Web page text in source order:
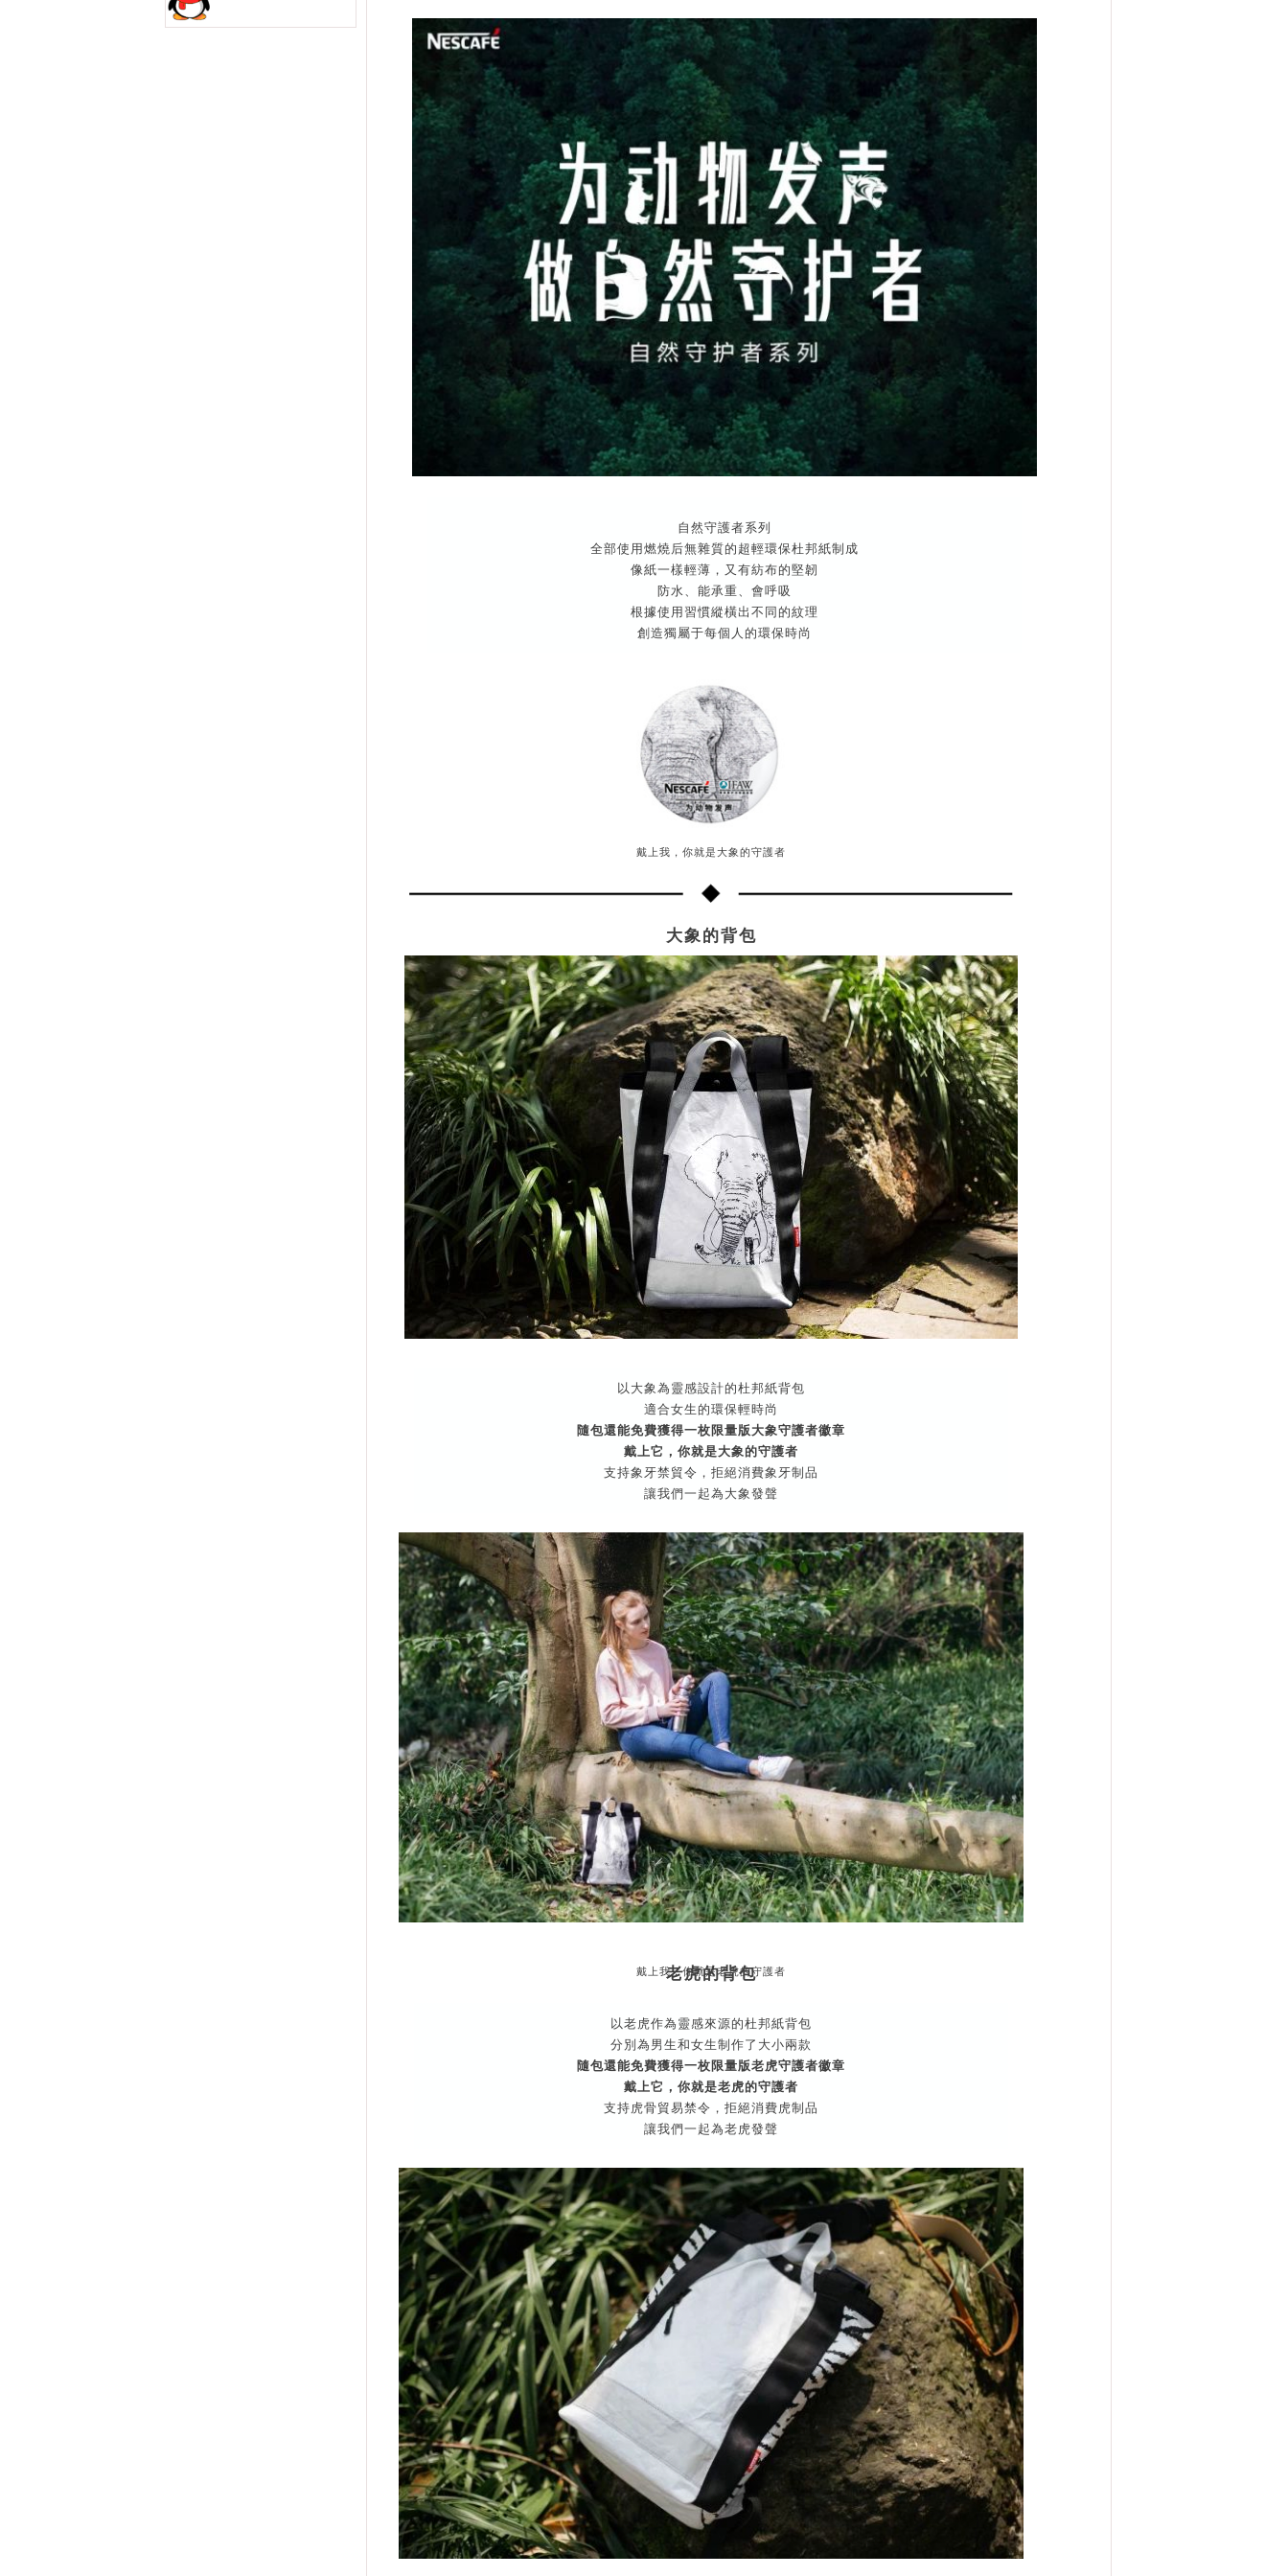
自然守護者系列
全部使用燃燒后無雜質的超輕環保杜邦紙制成
像紙一樣輕薄，又有紡布的堅韌
防水、能承重、會呼吸
根據使用習慣縱橫出不同的紋理
創造獨屬于每個人的環保時尚
戴上我，你就是大象的守護者
大象的背包
以大象為靈感設計的杜邦紙背包
適合女生的環保輕時尚
隨包還能免費獲得一枚限量版大象守護者徽章
戴上它，你就是大象的守護者
支持象牙禁貿令，拒絕消費象牙制品
讓我們一起為大象發聲
戴上我，你就是老虎的守護者
老虎的背包
以老虎作為靈感來源的杜邦紙背包
分別為男生和女生制作了大小兩款
隨包還能免費獲得一枚限量版老虎守護者徽章
戴上它，你就是老虎的守護者
支持虎骨貿易禁令，拒絕消費虎制品
讓我們一起為老虎發聲